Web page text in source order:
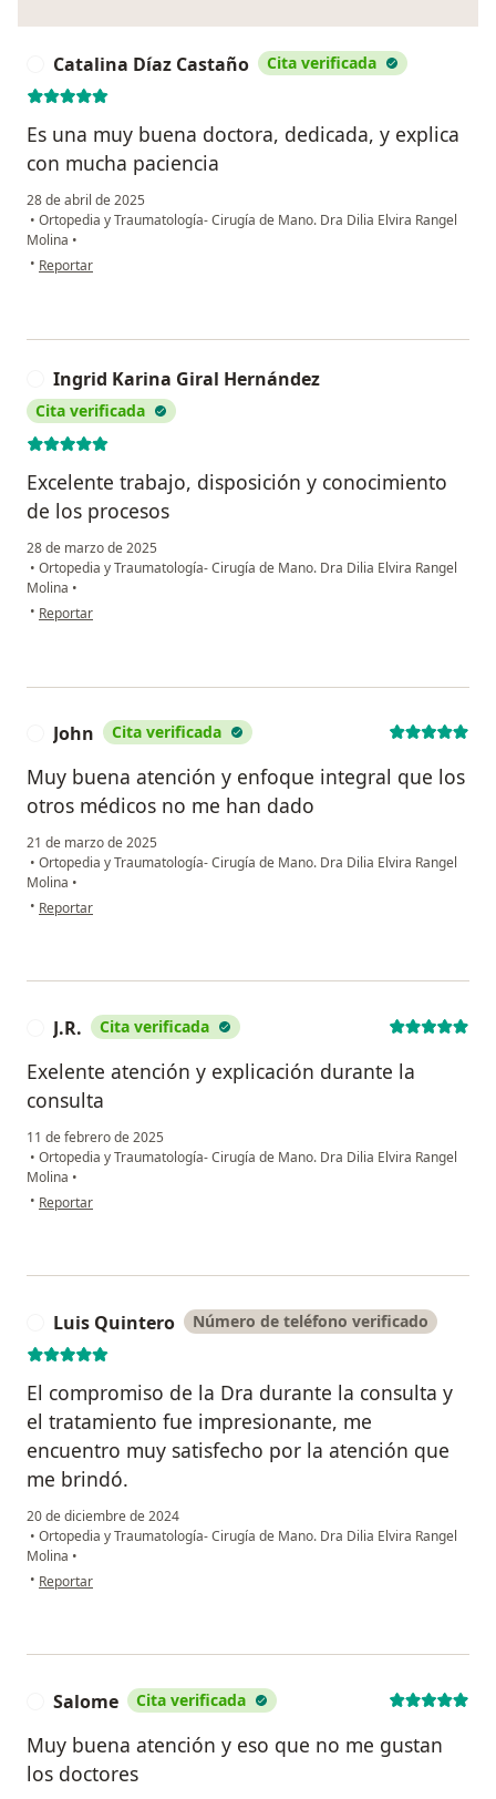
Catalina Díaz Castaño Cita verificada
Es una muy buena doctora, dedicada, y explica
con mucha paciencia
28 de abril de 2025
• Ortopedia y Traumatología- Cirugía de Mano. Dra Dilia Elvira Rangel
Molina •
• en opinión del usuario Catalina Díaz Castaño
Reportar
Ingrid Karina Giral Hernández
Cita verificada
Excelente trabajo, disposición y conocimiento
de los procesos
28 de marzo de 2025
• Ortopedia y Traumatología- Cirugía de Mano. Dra Dilia Elvira Rangel
Molina •
• en opinión del usuario Ingrid Karina Giral Hernández
Reportar
John Cita verificada
Muy buena atención y enfoque integral que los
otros médicos no me han dado
21 de marzo de 2025
• Ortopedia y Traumatología- Cirugía de Mano. Dra Dilia Elvira Rangel
Molina •
• en opinión del usuario John
Reportar
J.R. Cita verificada
Exelente atención y explicación durante la
consulta
11 de febrero de 2025
• Ortopedia y Traumatología- Cirugía de Mano. Dra Dilia Elvira Rangel
Molina •
• en opinión del usuario J.R.
Reportar
Luis Quintero Número de teléfono verificado
El compromiso de la Dra durante la consulta y
el tratamiento fue impresionante, me
encuentro muy satisfecho por la atención que
me brindó.
20 de diciembre de 2024
• Ortopedia y Traumatología- Cirugía de Mano. Dra Dilia Elvira Rangel
Molina •
• en opinión del usuario Luis Quintero
Reportar
Salome Cita verificada
Muy buena atención y eso que no me gustan
los doctores